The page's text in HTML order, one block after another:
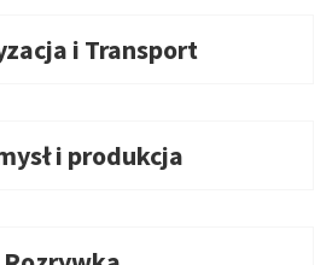
i Transport
i produkcja